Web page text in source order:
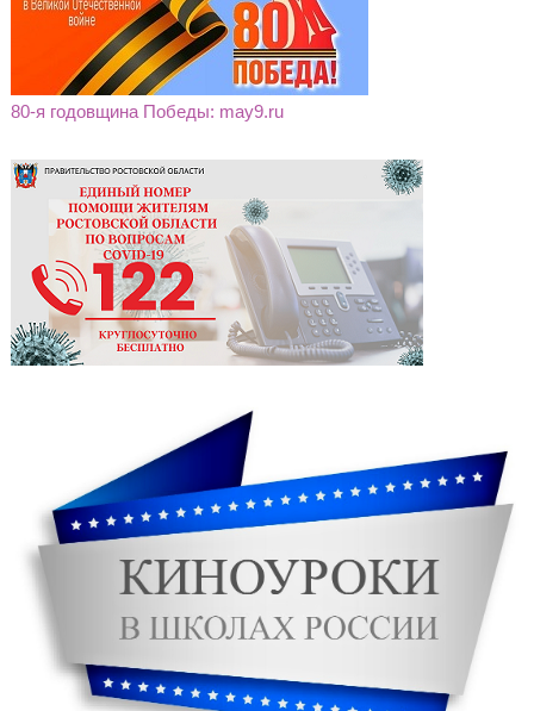
80-я годовщина Победы: may9.ru